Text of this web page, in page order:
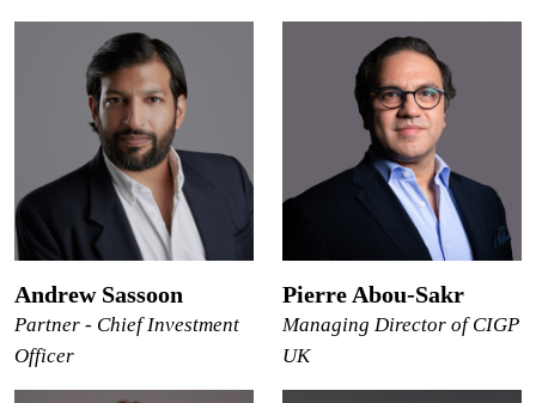
Andrew Sassoon
Partner - Chief Investment
Officer
Pierre Abou-Sakr
Managing Director of CIGP
UK